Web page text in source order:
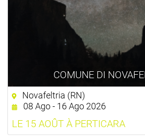
COMUNE DI
Novafeltria (RN)
08 Ago - 16 Ago 2026
LE 15 AOÛT À PERTICARA